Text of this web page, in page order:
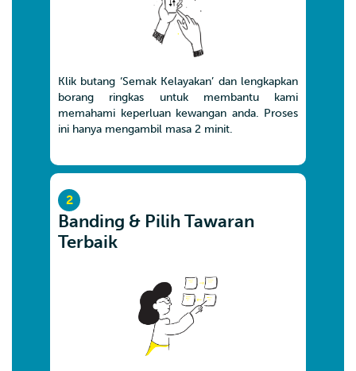
Klik butang ‘Semak Kelayakan’ dan lengkapkan
borang ringkas untuk membantu kami
memahami keperluan kewangan anda. Proses
ini hanya mengambil masa 2 minit.
2
Banding & Pilih Tawaran
Terbaik